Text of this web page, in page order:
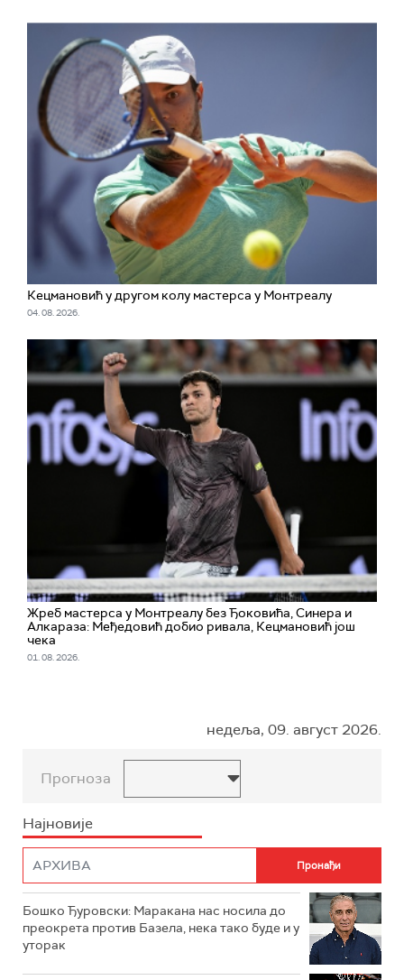
Кецмановић у другом колу мастерса у Монтреалу
04. 08. 2026.
Жреб мастерса у Монтреалу без Ђоковића, Синера и
Алкараза: Међедовић добио ривала, Кецмановић још
чека
01. 08. 2026.
недеља, 09. август 2026.
Прогноза
Најновије
Бошко Ђуровски: Маракана нас носила до
преокрета против Базела, нека тако буде и у
уторак